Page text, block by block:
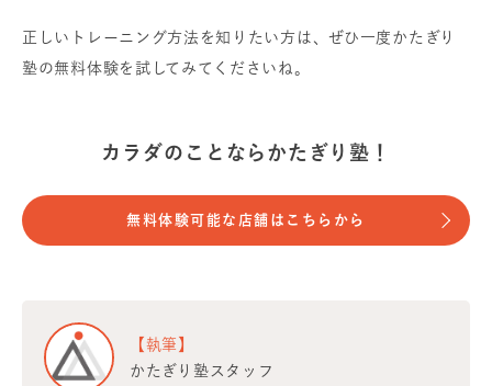
正しいトレーニング方法を知りたい方は、ぜひ一度かたぎり
塾の無料体験を試してみてくださいね。
カラダのことならかたぎり塾！
無料体験可能な店舗はこちらから
【執筆】
かたぎり塾スタッフ